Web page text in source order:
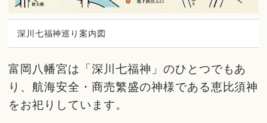
深川七福神巡り案内図
富岡八幡宮は「深川七福神」のひとつでもあ
り、航海安全・商売繁盛の神様である恵比須神
をお祀りしています。